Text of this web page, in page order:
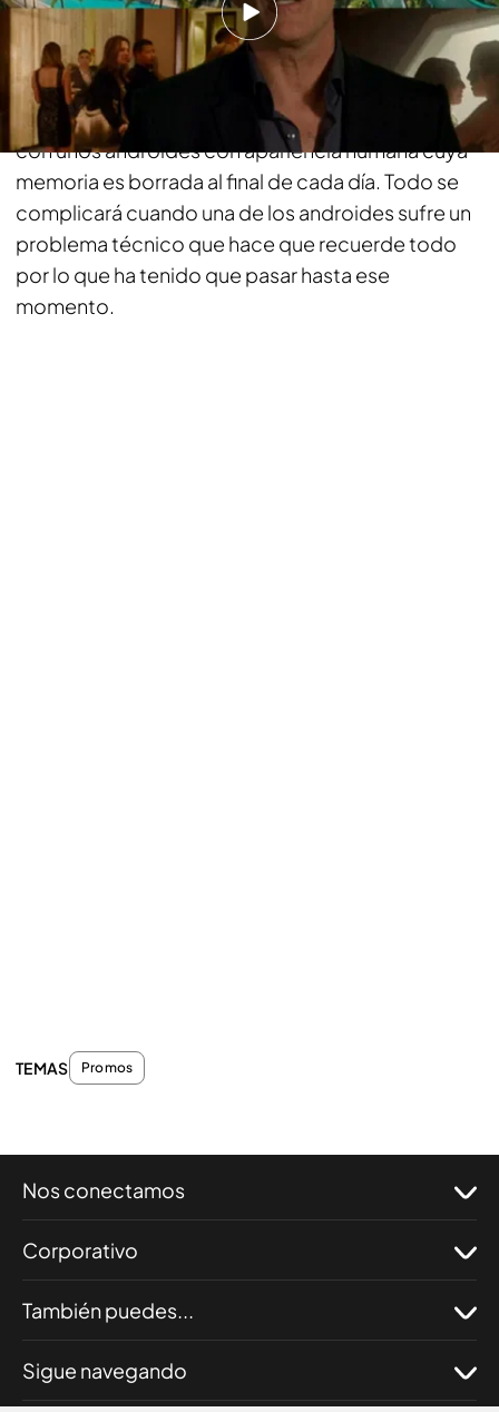
Compartir
En un futuro no demasiado lejano, los ricos
pueden hacer realidad sus fantasías más oscuras
con unos androides con apariencia humana cuya
memoria es borrada al final de cada día. Todo se
complicará cuando una de los androides sufre un
problema técnico que hace que recuerde todo
por lo que ha tenido que pasar hasta ese
momento.
TEMAS Promos
Nos conectamos
Corporativo
También puedes...
Sigue navegando